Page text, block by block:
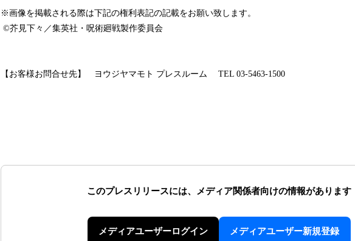
※画像を掲載される際は下記の権利表記の記載をお願い致します。
©芥見下々／集英社・呪術廻戦製作委員会
【お客様お問合せ先】 ヨウジヤマモト プレスルーム TEL 03-5463-1500
このプレスリリースには、 メディア関係者向けの情報があります
メディアユーザーログイン メディアユーザー新規登録